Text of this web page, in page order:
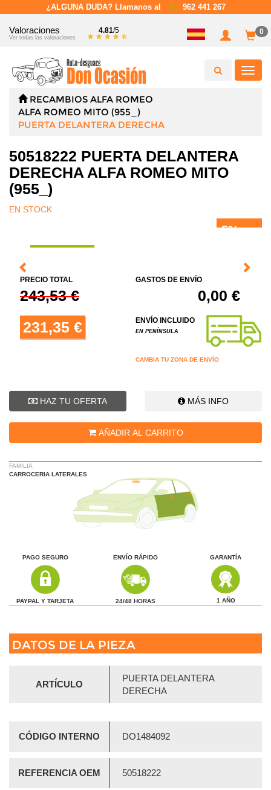
¿ALGUNA DUDA? Llamanos al 962 441 267
Valoraciones
Ver todas las valoraciones
4.81/5 0
RECAMBIOS ALFA ROMEO
ALFA ROMEO MITO (955_)
PUERTA DELANTERA DERECHA
50518222 PUERTA DELANTERA
DERECHA ALFA ROMEO MITO
(955_)
EN STOCK
5%
PRECIO TOTAL
243,53 €
231,35 €
GASTOS DE ENVÍO
0,00 €
ENVÍO INCLUIDO
EN PENÍNSULA
CAMBIA TU ZONA DE ENVÍO
HAZ TU OFERTA MÁS INFO
AÑADIR AL CARRITO
FAMILIA
CARROCERIA LATERALES
PAGO SEGURO
PAYPAL Y TARJETA
ENVÍO RÁPIDO
24/48 HORAS
GARANTÍA
1 AÑO
DATOS DE LA PIEZA
ARTÍCULO
PUERTA DELANTERA
DERECHA
CÓDIGO INTERNO DO1484092
REFERENCIA OEM 50518222